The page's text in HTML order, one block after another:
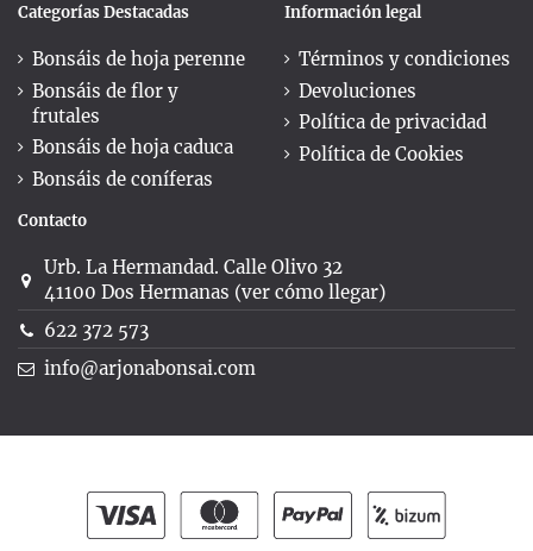
Categorías Destacadas
Bonsáis de hoja perenne
Bonsáis de flor y
frutales
Bonsáis de hoja caduca
Bonsáis de coníferas
Información legal
Términos y condiciones
Devoluciones
Política de privacidad
Política de Cookies
Contacto
Urb. La Hermandad. Calle Olivo 32
41100 Dos Hermanas (ver cómo llegar)
622 372 573
info@arjonabonsai.com